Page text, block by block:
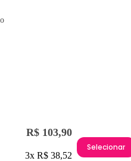
R$ 103,90
3x R$ 38,52
Selecionar